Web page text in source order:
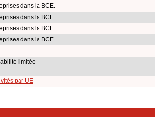
dans la BCE.
dans la BCE.
dans la BCE.
dans la BCE.
limitée
par UE